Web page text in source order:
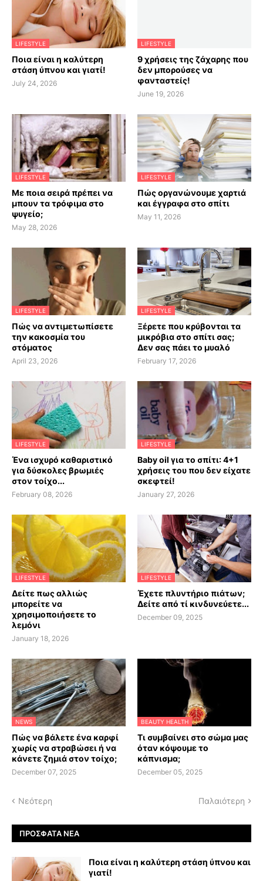
LIFESTYLE
Ποια είναι η καλύτερη
στάση ύπνου και γιατί!
July 24, 2026
LIFESTYLE
9 χρήσεις της ζάχαρης που
δεν μπορούσες να
φανταστείς!
June 19, 2026
LIFESTYLE
Με ποια σειρά πρέπει να
μπουν τα τρόφιμα στο
ψυγείο;
May 28, 2026
LIFESTYLE
Πώς οργανώνουμε χαρτιά
και έγγραφα στο σπίτι
May 11, 2026
LIFESTYLE
Πώς να αντιμετωπίσετε
την κακοσμία του
στόματος
April 23, 2026
LIFESTYLE
Ξέρετε που κρύβονται τα
μικρόβια στο σπίτι σας;
Δεν σας πάει το μυαλό
February 17, 2026
LIFESTYLE
Ένα ισχυρό καθαριστικό
για δύσκολες βρωμιές
στον τοίχο...
February 08, 2026
LIFESTYLE
Baby oil για το σπίτι: 4+1
χρήσεις του που δεν είχατε
σκεφτεί!
January 27, 2026
LIFESTYLE
Δείτε πως αλλιώς
μπορείτε να
χρησιμοποιήσετε το
λεμόνι
January 18, 2026
LIFESTYLE
Έχετε πλυντήριο πιάτων;
Δείτε από τί κινδυνεύετε...
December 09, 2025
NEWS
Πώς να βάλετε ένα καρφί
χωρίς να στραβώσει ή να
κάνετε ζημιά στον τοίχο;
December 07, 2025
BEAUTY HEALTH
Τι συμβαίνει στο σώμα μας
όταν κόψουμε το
κάπνισμα;
December 05, 2025
Νεότερη Παλαιότερη
ΠΡΌΣΦΑΤΑ ΝΈΑ
Ποια είναι η καλύτερη στάση ύπνου και
γιατί!